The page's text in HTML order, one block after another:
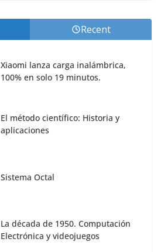
Recent
Xiaomi lanza carga inalámbrica,
100% en solo 19 minutos.
El método científico: Historia y
aplicaciones
Sistema Octal
La década de 1950. Computación
Electrónica y videojuegos